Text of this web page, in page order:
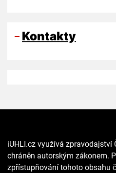
Kontakty
iUHLI.cz využívá zpravodajství
chráněn autorským zákonem.
zpřístupňování tohoto obsahu